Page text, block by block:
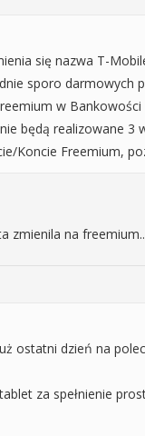
się nazwa T-
sporo darmowych
w
będą realizowane
Koncie Freemium,
zmienila na
ostatni dzień na
za spełnienie